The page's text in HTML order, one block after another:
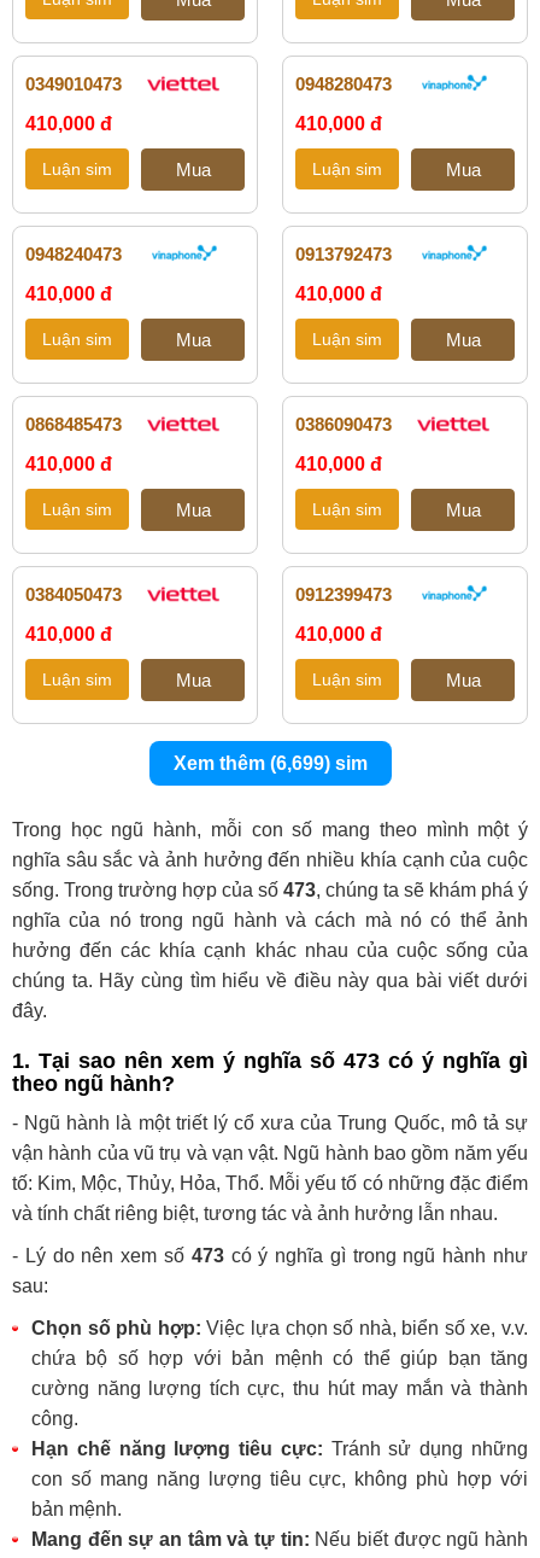
0349010473
410,000 đ
0948280473
410,000 đ
0948240473
410,000 đ
0913792473
410,000 đ
0868485473
410,000 đ
0386090473
410,000 đ
0384050473
410,000 đ
0912399473
410,000 đ
Xem thêm (6,699) sim
Trong học ngũ hành, mỗi con số mang theo mình một ý
nghĩa sâu sắc và ảnh hưởng đến nhiều khía cạnh của cuộc
sống. Trong trường hợp của số 473, chúng ta sẽ khám phá ý
nghĩa của nó trong ngũ hành và cách mà nó có thể ảnh
hưởng đến các khía cạnh khác nhau của cuộc sống của
chúng ta. Hãy cùng tìm hiểu về điều này qua bài viết dưới
đây.
1. Tại sao nên xem ý nghĩa số 473 có ý nghĩa gì
theo ngũ hành?
- Ngũ hành là một triết lý cổ xưa của Trung Quốc, mô tả sự
vận hành của vũ trụ và vạn vật. Ngũ hành bao gồm năm yếu
tố: Kim, Mộc, Thủy, Hỏa, Thổ. Mỗi yếu tố có những đặc điểm
và tính chất riêng biệt, tương tác và ảnh hưởng lẫn nhau.
- Lý do nên xem số 473có ý nghĩa gì trong ngũ hành như
sau:
Chọn số phù hợp: Việc lựa chọn số nhà, biển số xe, v.v.
chứa bộ số hợp với bản mệnh có thể giúp bạn tăng
cường năng lượng tích cực, thu hút may mắn và thành
công.
Hạn chế năng lượng tiêu cực: Tránh sử dụng những
con số mang năng lượng tiêu cực, không phù hợp với
bản mệnh.
Mang đến sự an tâm và tự tin: Nếu biết được ngũ hành